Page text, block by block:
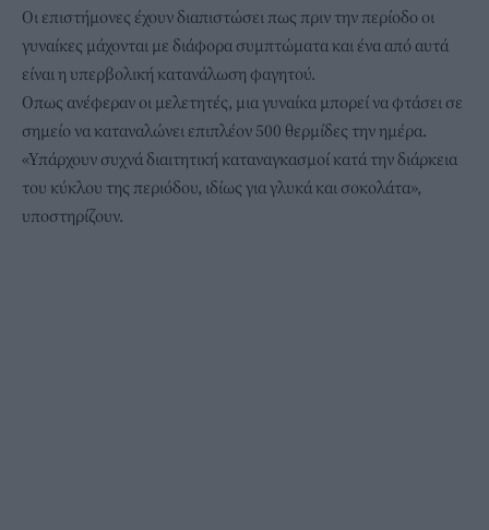
Οι επιστήμονες έχουν διαπιστώσει πως πριν την περίοδο οι
γυναίκες μάχονται με διάφορα συμπτώματα και ένα από αυτά
είναι η υπερβολική κατανάλωση φαγητού.
Οπως ανέφεραν οι μελετητές, μια γυναίκα μπορεί να φτάσει σε
σημείο να καταναλώνει επιπλέον 500 θερμίδες την ημέρα.
«Υπάρχουν συχνά διαιτητική καταναγκασμοί κατά την διάρκεια
του κύκλου της περιόδου, ιδίως για γλυκά και σοκολάτα»,
υποστηρίζουν.